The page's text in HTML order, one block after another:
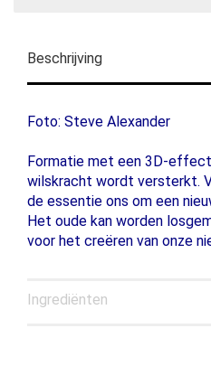
Beschrijving
Foto: Steve Alexander
Formatie met een 3D-
wilskracht wordt versterkt.
de essentie ons om een
Het oude kan worden
voor het creëren van onze
Ingrediënten